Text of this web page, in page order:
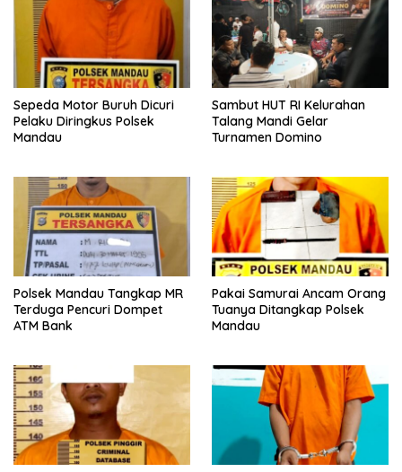
Sepeda Motor Buruh Dicuri
Pelaku Diringkus Polsek
Mandau
Sambut HUT RI Kelurahan
Talang Mandi Gelar
Turnamen Domino
Polsek Mandau Tangkap MR
Terduga Pencuri Dompet
ATM Bank
Pakai Samurai Ancam Orang
Tuanya Ditangkap Polsek
Mandau